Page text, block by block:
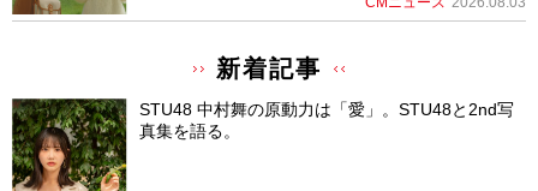
新着記事
STU48 中村舞の原動力は「愛」。STU48と2nd写
真集を語る。